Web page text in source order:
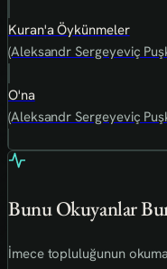
Kuran'a Öykünmeler
(Aleksandr Sergeyeviç
O'na
(Aleksandr Sergeyeviç
Bunu Okuyanlar
İmece topluluğunun